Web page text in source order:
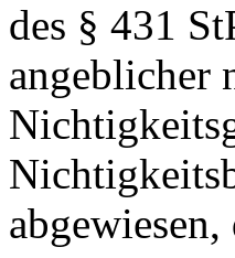
des § 431
angeblicher